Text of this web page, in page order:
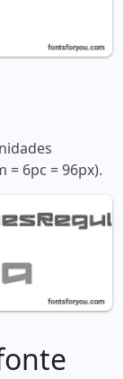
= 6pc = 96px).